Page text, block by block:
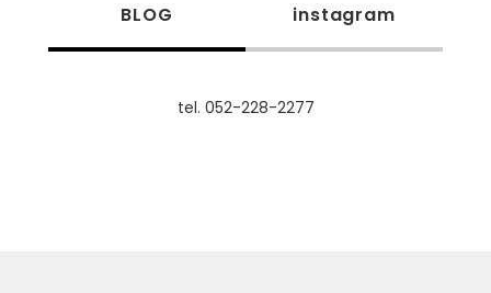
BLOG instagram
tel. 052-228-2277